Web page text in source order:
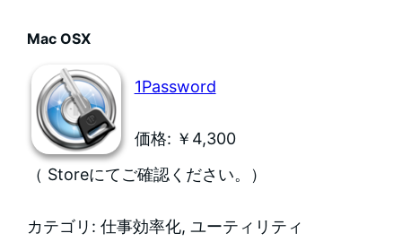
Mac OSX
1Password
価格: ￥4,300
（ Storeにてご確認ください。）
カテゴリ: 仕事効率化, ユーティリティ